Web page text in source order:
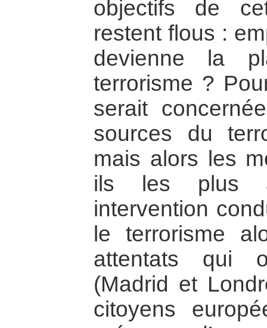
objectifs de
restent flous :
devienne la
terrorisme ?
serait
sources du
mais alors les
ils les plus
intervention
le terrorisme
attentats qui
(Madrid et
citoyens